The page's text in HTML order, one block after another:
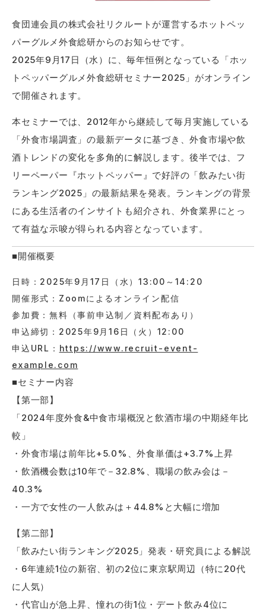
食団連会員の株式会社リクルートが運営するホットペッ
パーグルメ外食総研からのお知らせです。
2025年9月17日（水）に、毎年恒例となっている「ホッ
トペッパーグルメ外食総研セミナー2025」がオンライン
で開催されます。
本セミナーでは、2012年から継続して毎月実施している
「外食市場調査」の最新データに基づき、外食市場や飲
酒トレンドの変化を多角的に解説します。後半では、フ
リーペーパー『ホットペッパー』で好評の「飲みたい街
ランキング2025」の最新結果を発表。ランキングの背景
にある生活者のインサイトも紹介され、外食業界にとっ
て有益な示唆が得られる内容となっています。
■開催概要
日時：2025年9月17日（水）13:00～14:20
開催形式：Zoomによるオンライン配信
参加費：無料（事前申込制／資料配布あり）
申込締切：2025年9月16日（火）12:00
申込URL： https://www.recruit-event-
example.com
■セミナー内容
【第一部】
「2024年度外食&中食市場概況と飲酒市場の中期経年比
較」
・外食市場は前年比+5.0%、外食単価は+3.7%上昇
・飲酒機会数は10年で－32.8%、職場の飲み会は－
40.3%
・一方で女性の一人飲みは＋44.8%と大幅に増加
【第二部】
「飲みたい街ランキング2025」発表・研究員による解説
・6年連続1位の新宿、初の2位に東京駅周辺（特に20代
に人気）
・代官山が急上昇、憧れの街1位・デート飲み4位に